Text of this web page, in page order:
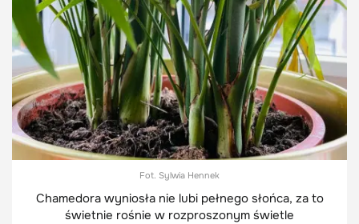
Fot. Sylwia Hennek
Chamedora wyniosła nie lubi pełnego słońca, za to
świetnie rośnie w rozproszonym świetle